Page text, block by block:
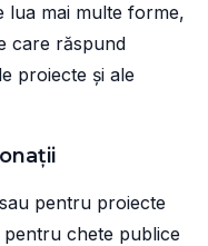
lua mai multe forme,
care răspund
proiecte și ale
pentru proiecte
pentru chete publice